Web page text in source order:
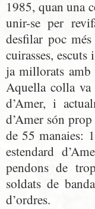
1985, quan una
unir-se per
desfilar poc
cuirasses, escuts
ja millorats amb
Aquella colla va
d’Amer, i
d’Amer són
de 55 manaies:
estendard
pendons de
soldats de
d’ordres.